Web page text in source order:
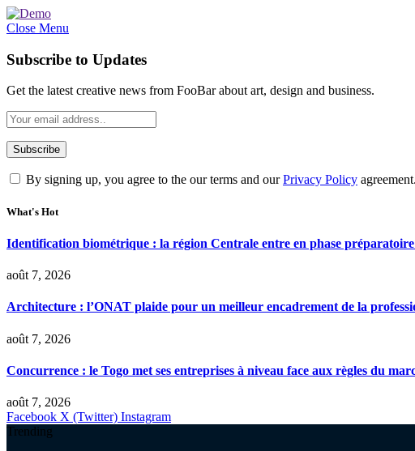
Close Menu
Subscribe to Updates
Get the latest creative news from FooBar about art, design and business.
By signing up, you agree to the our terms and ourPrivacy Policy agreement.
What's Hot
Identification biométrique : la région Centrale entre en phase
août 7, 2026
Architecture : l’ONAT plaide pour un meilleur encadrement de la
août 7, 2026
Concurrence : le Togo met ses entreprises à niveau face aux règles du
août 7, 2026
Facebook X (Twitter) Instagram
Trending